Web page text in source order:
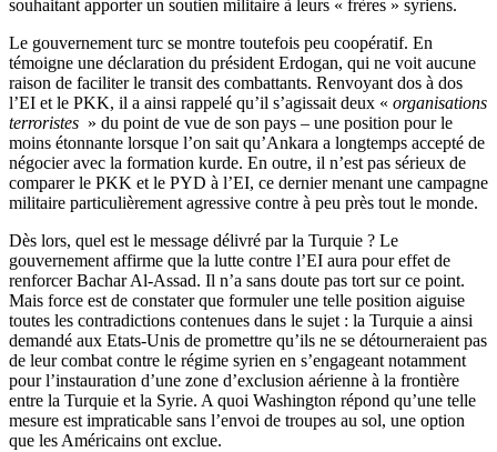
souhaitant apporter un soutien militaire à leurs « frères » syriens.
Le gouvernement turc se montre toutefois peu coopératif. En
témoigne une déclaration du président Erdogan, qui ne voit aucune
raison de faciliter le transit des combattants. Renvoyant dos à dos
l’EI et le PKK, il a ainsi rappelé qu’il s’agissait deux « organisations
terroristes » du point de vue de son pays – une position pour le
moins étonnante lorsque l’on sait qu’Ankara a longtemps accepté de
négocier avec la formation kurde. En outre, il n’est pas sérieux de
comparer le PKK et le PYD à l’EI, ce dernier menant une campagne
militaire particulièrement agressive contre à peu près tout le monde.
Dès lors, quel est le message délivré par la Turquie ? Le
gouvernement affirme que la lutte contre l’EI aura pour effet de
renforcer Bachar Al-Assad. Il n’a sans doute pas tort sur ce point.
Mais force est de constater que formuler une telle position aiguise
toutes les contradictions contenues dans le sujet : la Turquie a ainsi
demandé aux Etats-Unis de promettre qu’ils ne se détourneraient pas
de leur combat contre le régime syrien en s’engageant notamment
pour l’instauration d’une zone d’exclusion aérienne à la frontière
entre la Turquie et la Syrie. A quoi Washington répond qu’une telle
mesure est impraticable sans l’envoi de troupes au sol, une option
que les Américains ont exclue.